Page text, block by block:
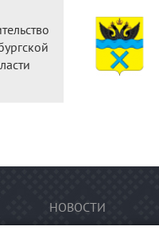
Правительство
Оренбургской
области
НОВОСТИ